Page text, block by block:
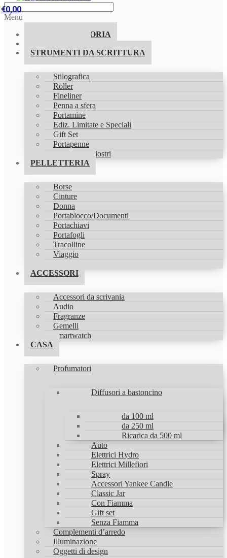
€0,00
Menu
LA NOSTRA STORIA
STRUMENTI DA SCRITTURA
Stilografica
Roller
Fineliner
Penna a sfera
Portamine
Ediz. Limitate e Speciali
Gift Set
Portapenne
Refill & Inchiostri
PELLETTERIA
Borse
Cinture
Donna
Portablocco/Documenti
Portachiavi
Portafogli
Tracolline
Viaggio
ACCESSORI
Accessori da scrivania
Audio
Fragranze
Gemelli
Smartwatch
CASA
Profumatori
Diffusori a bastoncino
da 100 ml
da 250 ml
Ricarica da 500 ml
Auto
Elettrici Hydro
Elettrici Millefiori
Spray
Accessori Yankee Candle
Classic Jar
Con Fiamma
Gift set
Senza Fiamma
Complementi d’arredo
Illuminazione
Oggetti di design